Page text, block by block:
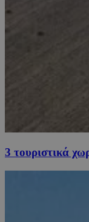
3 τουριστικά